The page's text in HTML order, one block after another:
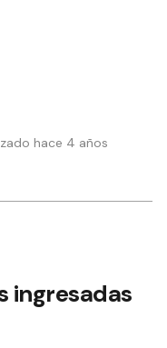
hace 4 años
ingresadas